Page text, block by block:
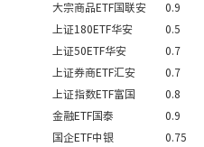
大宗商品ETF国联安
0.9
上证180ETF华安
0.5
上证50ETF华安
0.7
上证券商ETF汇安
0.7
上证指数ETF富国
0.8
金融ETF国泰
0.9
国企ETF中银 0.75